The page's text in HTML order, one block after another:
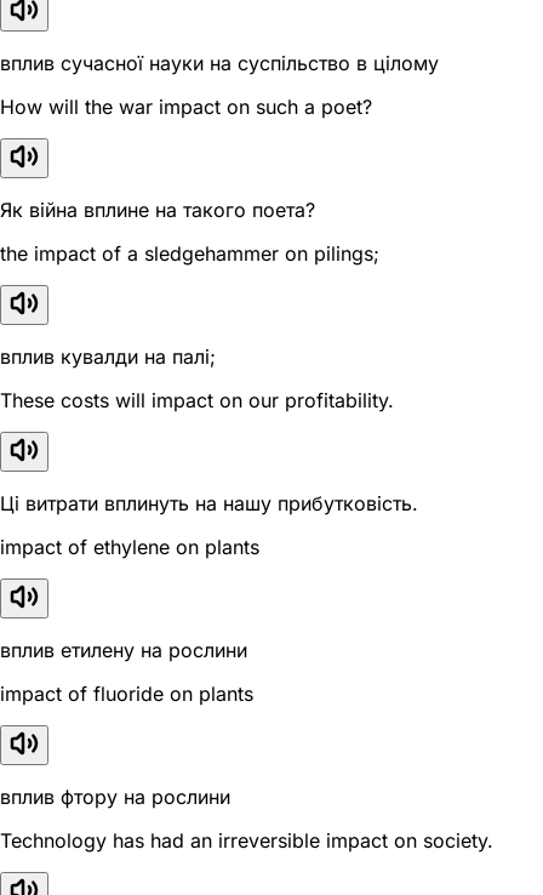
вплив сучасної науки на суспільство в цілому
How will the war impact on such a poet?
Як війна вплине на такого поета?
the impact of a sledgehammer on pilings;
вплив кувалди на палі;
These costs will impact on our profitability.
Ці витрати вплинуть на нашу прибутковість.
impact of ethylene on plants
вплив етилену на рослини
impact of fluoride on plants
вплив фтору на рослини
Technology has had an irreversible impact on society.